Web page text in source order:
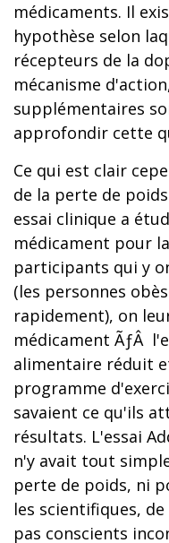
médicaments. Il
hypothèse selon
récepteurs de la
mécanisme
supplémentaires
approfondir cette
Ce qui est clair
de la perte de
essai clinique a
médicament pour
participants qui y
(les personnes
rapidement), on
médicament ÃƒÂ
alimentaire réduit
programme
savaient ce qu'ils
résultats. L'essai
n'y avait tout
perte de poids, ni
les scientifiques,
pas conscients